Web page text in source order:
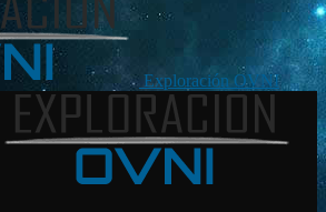
Exploración OVNI